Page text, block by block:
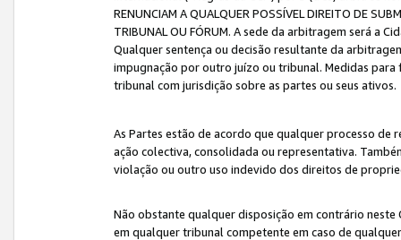
RENUNCIAM A QUALQUER POSSÍVEL DIREITO DE
TRIBUNAL OU FÓRUM. A sede da arbitragem será a
Qualquer sentença ou decisão resultante da
impugnação por outro juízo ou tribunal. Medidas
tribunal com jurisdição sobre as partes ou seus ativos.
As Partes estão de acordo que qualquer processo
ação colectiva, consolidada ou representativa.
violação ou outro uso indevido dos direitos de
Não obstante qualquer disposição em contrário
em qualquer tribunal competente em caso de